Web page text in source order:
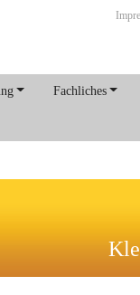
Fachliches